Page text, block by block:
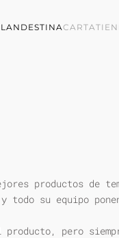
CARTA
productos de
todo su equipo
pero